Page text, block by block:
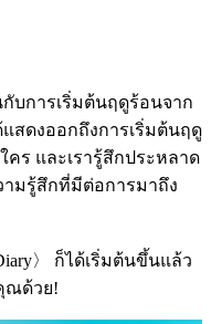
กับการเริ่มต้นฤดูร้อนจาก
สดงออกถึงการเริ่มต้นฤดู
ร และเรารู้สึกประหลาด
มรู้สึกที่มีต่อการมาถึง
〉 ก็ได้เริ่มต้นขึ้นแล้ว
ณด้วย!